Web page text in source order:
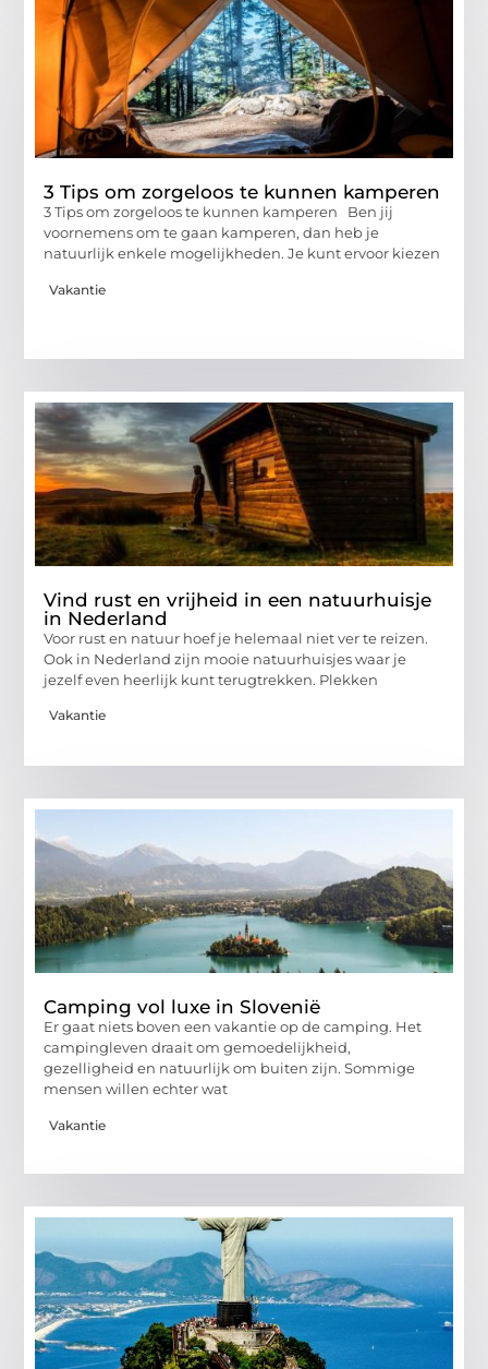
3 Tips om zorgeloos te kunnen kamperen
3 Tips om zorgeloos te kunnen kamperen Ben jij
voornemens om te gaan kamperen, dan heb je
natuurlijk enkele mogelijkheden. Je kunt ervoor kiezen
Vakantie
Vind rust en vrijheid in een natuurhuisje
in Nederland
Voor rust en natuur hoef je helemaal niet ver te reizen.
Ook in Nederland zijn mooie natuurhuisjes waar je
jezelf even heerlijk kunt terugtrekken. Plekken
Vakantie
Camping vol luxe in Slovenië
Er gaat niets boven een vakantie op de camping. Het
campingleven draait om gemoedelijkheid,
gezelligheid en natuurlijk om buiten zijn. Sommige
mensen willen echter wat
Vakantie